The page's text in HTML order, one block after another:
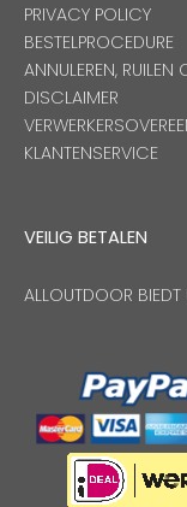
PRIVACY POLICY
BESTELPROCEDURE
ANNULEREN, RUILEN
DISCLAIMER
KLANTENSERVICE
VEILIG BETALEN
ALLOUTDOOR BIEDT